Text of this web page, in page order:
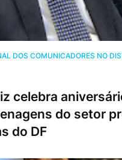
DOS COMUNICADORES NO
celebra
do setor
do DF